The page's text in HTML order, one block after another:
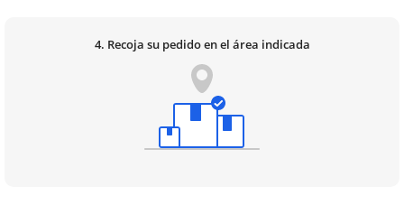
4. Recoja su pedido en el área indicada